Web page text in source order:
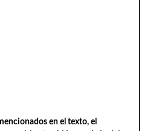
en el texto, el